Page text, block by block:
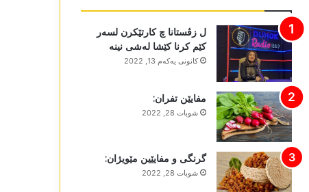
ل زڤستانا چ کارتێکرن لسەر
کێم کرنا کێشا لەشی نینە
كانونی یه‌كه‌م 13, 2022
مفایێن تفران:
شوبات 28, 2022
گرنگی و مفایێین مێویژان:
شوبات 28, 2022